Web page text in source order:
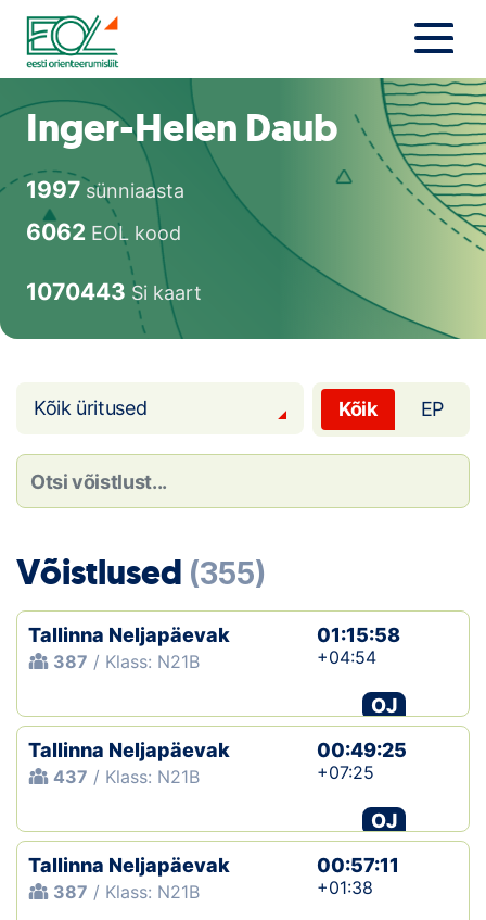
Liigu
sisu
juurde
Uudised
Orienteerujale
Eesti Orienteerumine 100!
Toetamine
Loha
Galerii
Kalender
Tule klubisse!
Tulemused
Inger-Helen Daub
1997sünniaasta
6062 EOL kood
1070443 Si kaart
Kõik üritused Kõik EP
Võistlused (355)
Tallinna Neljapäevak
387 / Klass: N21B
01:15:58
+04:54
OJ
Tallinna Neljapäevak
437 / Klass: N21B
00:49:25
+07:25
OJ
Tallinna Neljapäevak
387 / Klass: N21B
00:57:11
+01:38